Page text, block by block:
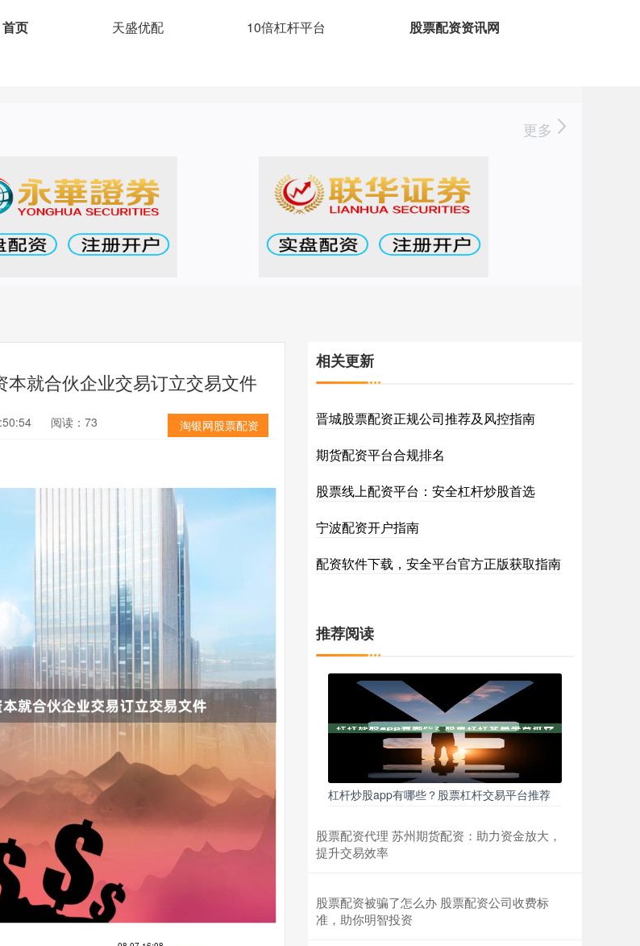
首页 天盛优配 10倍杠杆平台 股票配资资讯网
更多
就合伙企业交易订立交易文件
淘银网股票配资
阅读：73
相关更新
晋城股票配资正规公司推荐及风控指南
期货配资平台合规排名
股票线上配资平台：安全杠杆炒股首选
宁波配资开户指南
配资软件下载，安全平台官方正版获取指南
推荐阅读
杠杆炒股app有哪些？股票杠杆交易平台推荐
股票配资代理 苏州期货配资：助力资金放大，
提升交易效率
股票配资被骗了怎么办 股票配资公司收费标
准，助你明智投资